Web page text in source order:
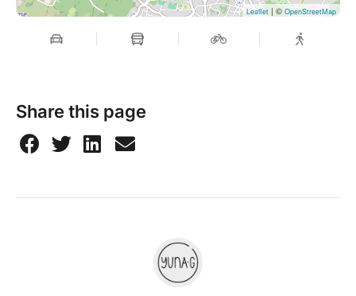
Leaflet | © OpenStreetMap
Share this page